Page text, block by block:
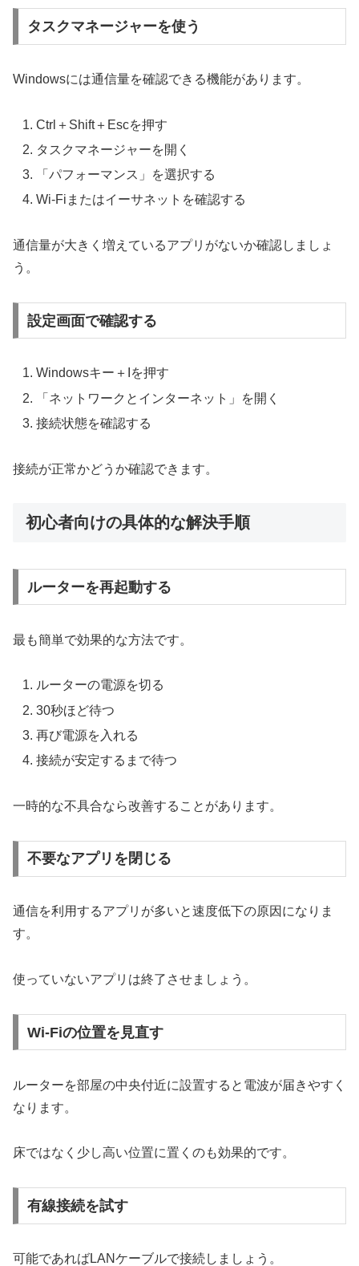
タスクマネージャーを使う
Windowsには通信量を確認できる機能があります。
Ctrl＋Shift＋Escを押す
タスクマネージャーを開く
「パフォーマンス」を選択する
Wi-Fiまたはイーサネットを確認する
通信量が大きく増えているアプリがないか確認しましょ
う。
設定画面で確認する
Windowsキー＋Iを押す
「ネットワークとインターネット」を開く
接続状態を確認する
接続が正常かどうか確認できます。
初心者向けの具体的な解決手順
ルーターを再起動する
最も簡単で効果的な方法です。
ルーターの電源を切る
30秒ほど待つ
再び電源を入れる
接続が安定するまで待つ
一時的な不具合なら改善することがあります。
不要なアプリを閉じる
通信を利用するアプリが多いと速度低下の原因になりま
す。
使っていないアプリは終了させましょう。
Wi-Fiの位置を見直す
ルーターを部屋の中央付近に設置すると電波が届きやすく
なります。
床ではなく少し高い位置に置くのも効果的です。
有線接続を試す
可能であればLANケーブルで接続しましょう。